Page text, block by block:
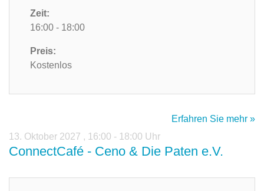
Zeit:
16:00 - 18:00
Preis:
Kostenlos
Erfahren Sie mehr »
13. Oktober 2027 , 16:00 - 18:00 Uhr
ConnectCafé - Ceno & Die Paten e.V.